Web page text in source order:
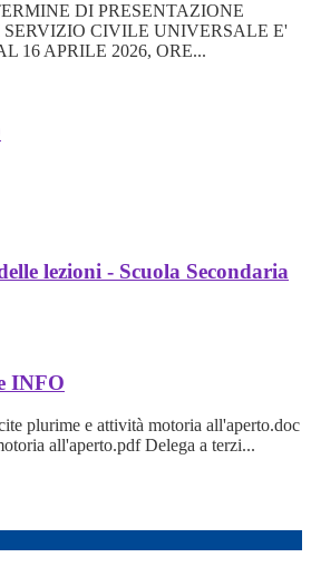
DI PRESENTAZIONE
CIVILE UNIVERSALE E'
16 APRILE 2026, ORE...
lezioni - Scuola Secondaria
INFO
plurime e attività motoria all'aperto.doc
all'aperto.pdf Delega a terzi...